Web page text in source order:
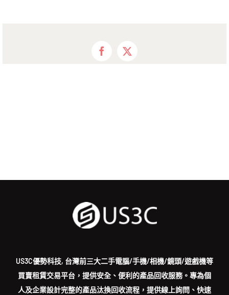
Facebook
X
US3C優勢科技, 台灣前三大二手電腦/手機/相機/鏡頭/遊戲機等
買賣租賃交易平台，提供安全、便利的產品回收服務。專為個
人及企業設計完整的產品汰換回收流程，提供線上詢問、快速